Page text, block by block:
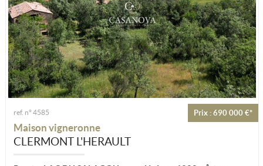
Prix : 690 000 €*
ref. n° 4585
Maison vigneronne
CLERMONT L'HERAULT